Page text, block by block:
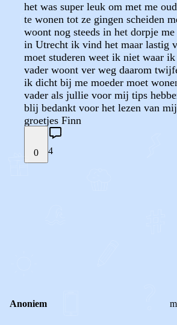
het was super leuk om met me
te wonen tot ze gingen scheiden
woont nog steeds in het dorpje
in Utrecht ik vind het maar lastig
moet studeren weet ik niet waar
vader woont ver weg daarom
ik dicht bij me moeder moet
vader als jullie voor mij tips
blij bedankt voor het lezen van
groetjes Finn
0 4
Anoniem